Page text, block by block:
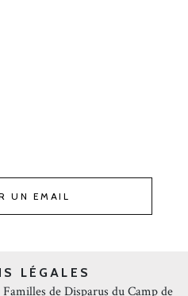
UN EMAIL
LÉGALES
de Disparus du Camp de